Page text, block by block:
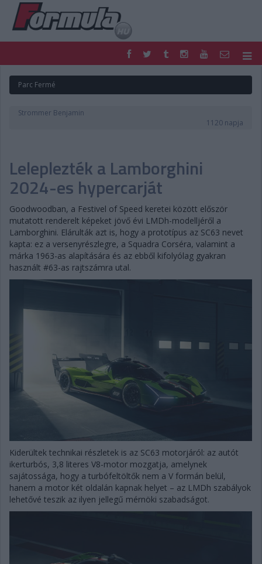
FORMULA
MOTOR
NEMZETKÖZI
DIGITÁLIS MAGAZIN
PONTÁLLÁSOK
VERSENYNAPTÁRAK
Parc Fermé
Strommer Benjamin
1120 napja
Leleplezték a Lamborghini
2024-es hypercarját
Goodwoodban, a Festivel of Speed keretei között először
mutatott renderelt képeket jövő évi LMDh-modelljéről a
Lamborghini. Elárulták azt is, hogy a prototípus az SC63 nevet
kapta: ez a versenyrészlegre, a Squadra Corséra, valamint a
márka 1963-as alapítására és az ebből kifolyólag gyakran
használt #63-as rajtszámra utal.
Kiderültek technikai részletek is az SC63 motorjáról: az autót
ikerturbós, 3,8 literes V8-motor mozgatja, amelynek
sajátossága, hogy a turbófeltöltők nem a V formán belül,
hanem a motor két oldalán kapnak helyet – az LMDh szabályok
lehetővé teszik az ilyen jellegű mérnöki szabadságot.